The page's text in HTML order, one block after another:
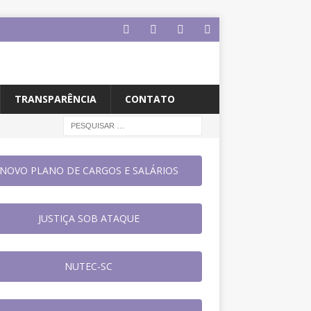
TRANSPARÊNCIA CONTATO
NOVO PLANO DE CARGOS E SALÁRIOS
JUSTIÇA SOB ATAQUE
NUTEC-SC